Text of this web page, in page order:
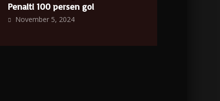
Penalti 100 persen gol
November 5, 2024